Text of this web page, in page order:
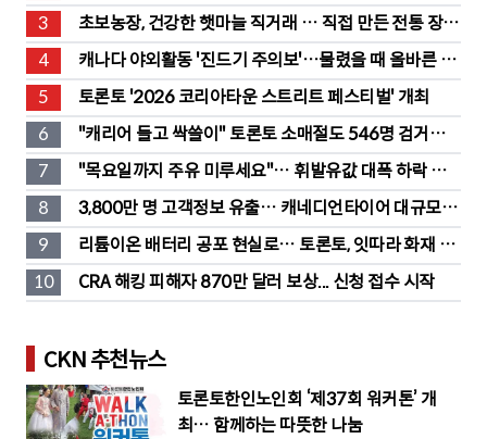
트리트 바뀐다”
3
초보농장, 건강한 햇마늘 직거래 … 직접 만든 전통 장류
도 판매
4
캐나다 야외활동 '진드기 주의보'…물렸을 때 올바른 대
처법은?
5
토론토 '2026 코리아타운 스트리트 페스티벌' 개최
6
"캐리어 들고 싹쓸이" 토론토 소매절도 546명 검거…
훔친 물건 재유통
7
"목요일까지 주유 미루세요"… 휘발유값 대폭 하락 예
고
8
3,800만 명 고객정보 유출… 캐네디언타이어 대규모 집
단소송 직면
9
리튬이온 배터리 공포 현실로… 토론토, 잇따라 화재 발
생
10 CRA 해킹 피해자 870만 달러 보상... 신청 접수 시작
CKN 추천뉴스
토론토한인노인회 ‘제37회 워커톤’ 개
최… 함께하는 따뜻한 나눔